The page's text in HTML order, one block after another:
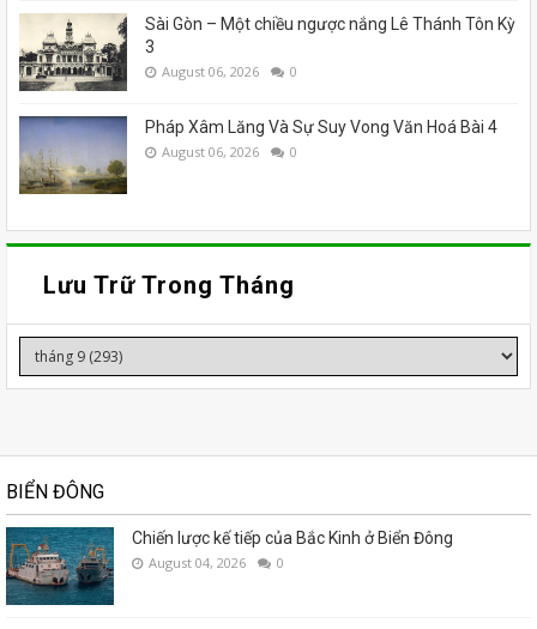
Sài Gòn – Một chiều ngược nắng Lê Thánh Tôn Kỳ
3
August 06, 2026 0
Pháp Xâm Lăng Và Sự Suy Vong Văn Hoá Bài 4
August 06, 2026 0
Lưu Trữ Trong Tháng
BIỂN ĐÔNG
Chiến lược kế tiếp của Bắc Kinh ở Biển Đông
August 04, 2026 0